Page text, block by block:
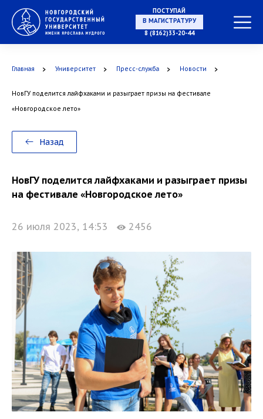
ПОСТУПАЙ
В МАГИСТРАТУРУ
8 (8162)33-20-44
Главная Университет Пресс-служба Новости
НовГУ поделится лайфхаками и разыграет призы на фестивале
«Новгородское лето»
Назад
НовГУ поделится лайфхаками и разыграет призы
на фестивале «Новгородское лето»
26 июля 2023, 14:53 2456